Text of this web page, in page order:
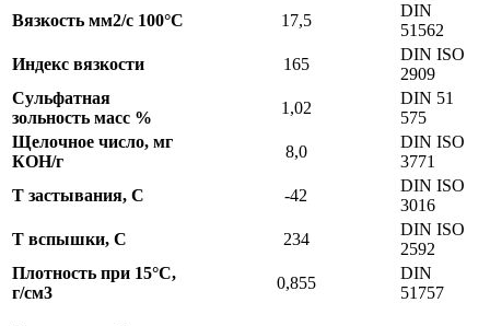
Вязкость мм2/с 100°С
17,5
DIN
51562
Индекс вязкости
165
DIN ISO
2909
Сульфатная
зольность масс %
1,02
DIN 51
575
Щелочное число, мг
КОН/г
8,0
DIN ISO
3771
Т застывания, С
-42
DIN ISO
3016
Т вспышки, С
234
DIN ISO
2592
Плотность при 15°С,
г/см3
0,855
DIN
51757